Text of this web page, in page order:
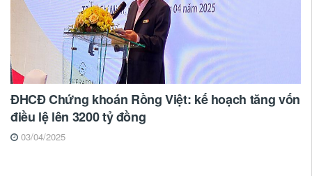
ĐHCĐ Chứng khoán Rồng Việt: kế hoạch tăng vốn
điều lệ lên 3200 tỷ đồng
03/04/2025